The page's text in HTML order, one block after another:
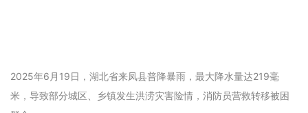
2025年6月19日，湖北省来凤县普降暴雨，最大降水量达219毫
米，导致部分城区、乡镇发生洪涝灾害险情，消防员营救转移被困